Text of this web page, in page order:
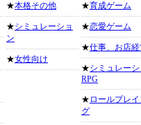
★本格その他
★シミュレーショ
ン
★女性向け
★育成ゲーム
★恋愛ゲーム
★仕事、お店
★シミュレー
RPG
★ ロールプレ
グ